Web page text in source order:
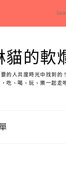
貓的軟
的人共度時光中找到的
吃、喝、玩、樂一起走